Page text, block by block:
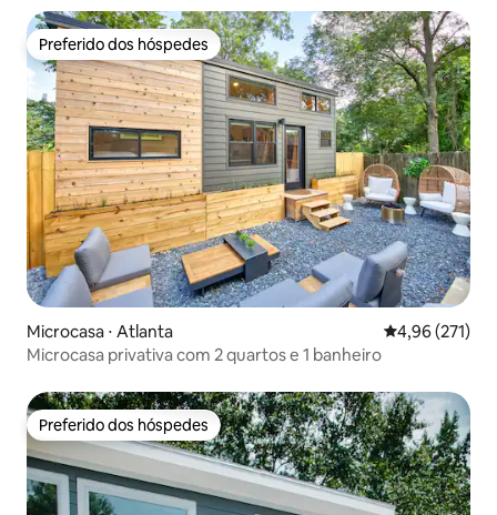
Preferido dos hóspedes
Preferido dos hóspedes
Microcasa ⋅ Atlanta 4,96 de uma
4,96 (271)
Microcasa privativa com 2 quartos e 1 banheiro
Preferido dos hóspedes
Preferido dos hóspedes